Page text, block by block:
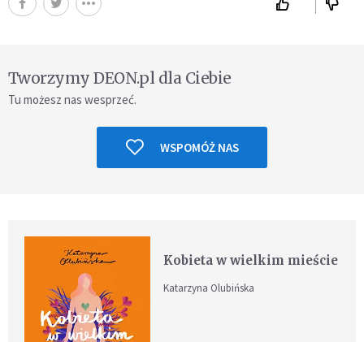
Tworzymy DEON.pl dla Ciebie
Tu możesz nas wesprzeć.
WSPOMÓŻ NAS
Kobieta w wielkim mieście
Katarzyna Olubińska